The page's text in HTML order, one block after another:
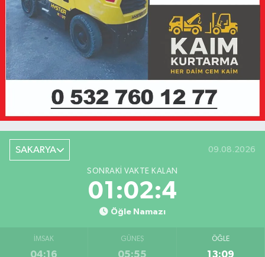
SAKARYA 09.08.2026
SONRAKI VAKTE KALAN
01:02:4
Öğle Namazı
İMSAK
04:16
GÜNEŞ
05:55
ÖĞLE
13:09